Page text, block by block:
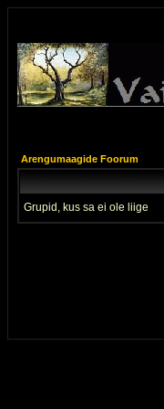
Arengumaagide Foorum
Grupid, kus sa ei ole liige